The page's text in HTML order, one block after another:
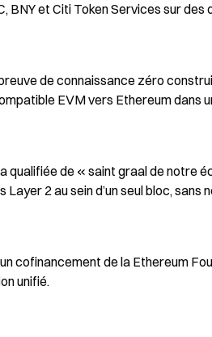
et Citi Token Services sur des
de connaissance zéro
EVM vers Ethereum dans
qualifiée de « saint graal de notre
2 au sein d’un seul bloc, sans
cofinancement de la Ethereum
unifié.